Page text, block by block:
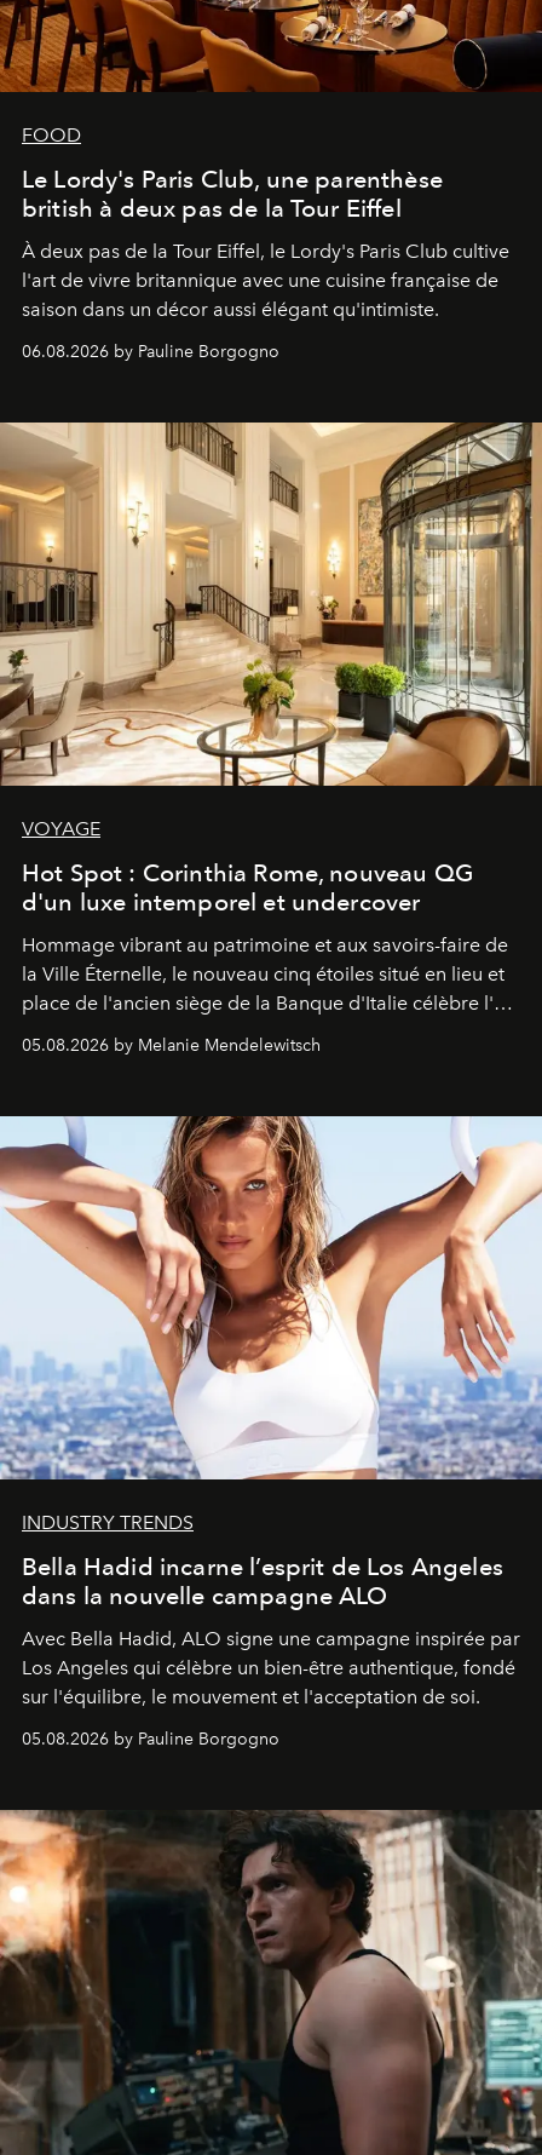
FOOD
Le Lordy's Paris Club, une parenthèse
british à deux pas de la Tour Eiffel
À deux pas de la Tour Eiffel, le Lordy's Paris Club cultive
l'art de vivre britannique avec une cuisine française de
saison dans un décor aussi élégant qu'intimiste.
06.08.2026 by Pauline Borgogno
VOYAGE
Hot Spot : Corinthia Rome, nouveau QG
d'un luxe intemporel et undercover
Hommage vibrant au patrimoine et aux savoirs-faire de
la Ville Éternelle, le nouveau cinq étoiles situé en lieu et
place de l'ancien siège de la Banque d'Italie célèbre l'art
de vivre Romain dans toute son élégance intemporelle.
05.08.2026 by Melanie Mendelewitsch
INDUSTRY TRENDS
Bella Hadid incarne l’esprit de Los Angeles
dans la nouvelle campagne ALO
Avec Bella Hadid, ALO signe une campagne inspirée par
Los Angeles qui célèbre un bien-être authentique, fondé
sur l'équilibre, le mouvement et l'acceptation de soi.
05.08.2026 by Pauline Borgogno